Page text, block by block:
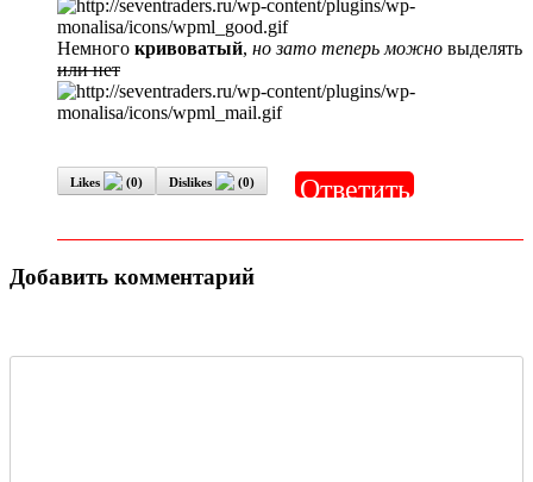
Немного кривоватый, но зато теперь можно выделять
или нет
Likes (0) Dislikes (0) Ответить
Добавить комментарий